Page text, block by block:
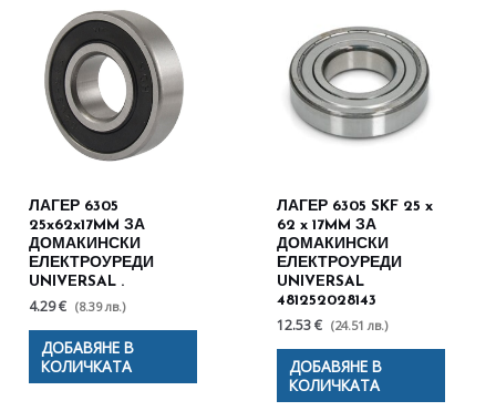
ЛАГЕР 6305
25x62x17MM ЗА
ДОМАКИНСКИ
ЕЛЕКТРОУРЕДИ
UNIVERSAL .
4.29 € (8.39 лв.)
ДОБАВЯНЕ В
КОЛИЧКАТА
ЛАГЕР 6305 SKF 25 x
62 x 17MM ЗА
ДОМАКИНСКИ
ЕЛЕКТРОУРЕДИ
UNIVERSAL
481252028143
12.53 € (24.51 лв.)
ДОБАВЯНЕ В
КОЛИЧКАТА